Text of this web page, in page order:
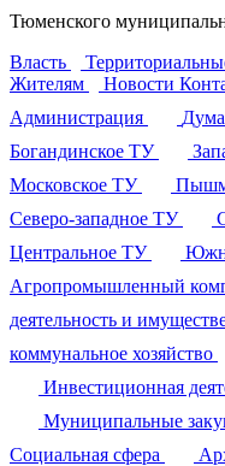
Тюменского
Власть
Жителям
Новости
Администрация
Дума
Богандинское ТУ
Московское ТУ
Северо-западное ТУ
Центральное ТУ
Агропромышленный
деятельность и
коммунальное хозяйство
Инвестиционная
Муниципальные
Социальная сфера